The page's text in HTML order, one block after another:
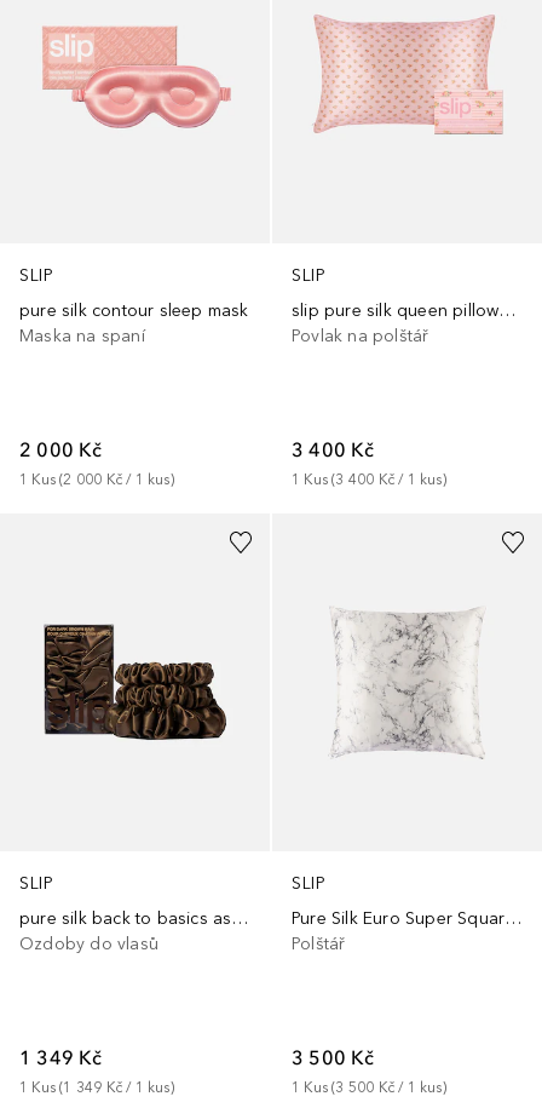
SLIP
pure silk contour sleep mask
Maska na spaní
2 000 Kč
1 Kus (2 000 Kč / 1 kus)
SLIP
slip pure silk queen pillowcase - petal
Povlak na polštář
3 400 Kč
1 Kus (3 400 Kč / 1 kus)
SLIP
pure silk back to basics assorted scrunchies - blonde
Ozdoby do vlasů
1 349 Kč
1 Kus (1 349 Kč / 1 kus)
SLIP
Pure Silk Euro Super Square Pillowcase
Polštář
3 500 Kč
1 Kus (3 500 Kč / 1 kus)